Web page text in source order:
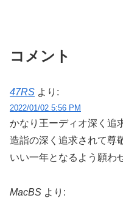
コメント
47RS より:
2022/01/02 5:56 PM
かなり王ーディオ深く追
造詣の深く追求されて尊
いい一年となるよう願わ
MacBS より: